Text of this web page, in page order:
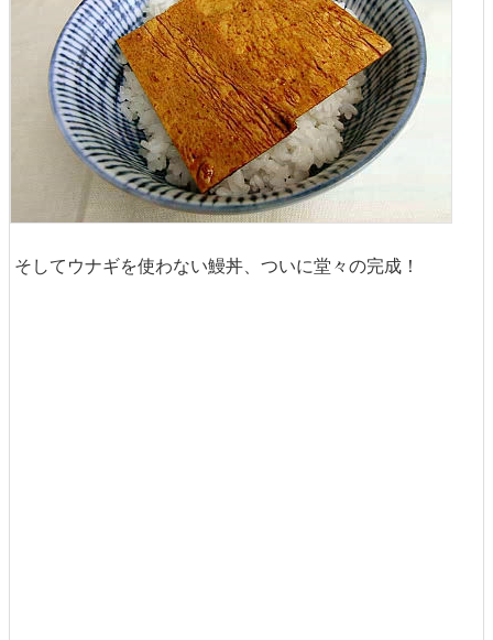
そしてウナギを使わない鰻丼、ついに堂々の完成！